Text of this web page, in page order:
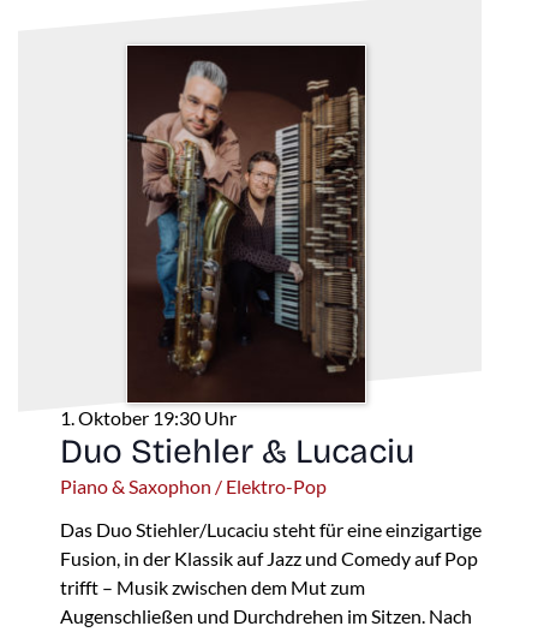
1. Oktober 19:30 Uhr
Duo Stiehler & Lucaciu
Piano & Saxophon / Elektro-Pop
Das Duo Stiehler/Lucaciu steht für eine einzigartige
Fusion, in der Klassik auf Jazz und Comedy auf Pop
trifft – Musik zwischen dem Mut zum
Augenschließen und Durchdrehen im Sitzen. Nach